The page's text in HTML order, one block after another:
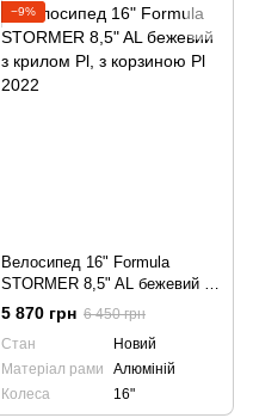
−9%
Велосипед 16" Formula
STORMER 8,5" AL бежевий з
крилом Pl, з корзиною Pl 2022
5 870 грн 6 450 грн
Стан
Новий
Матеріал рами
Алюміній
Колеса
16"